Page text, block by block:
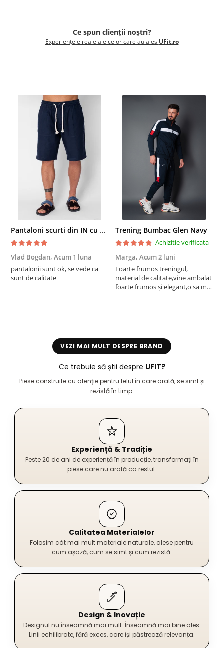
Ce spun clienții noștri?
Experiențele reale ale celor care au ales UFit.ro
Pantaloni scurti din IN cu nasture si snur Navy
Vlad Bogdan, Acum 1 luna
pantalonii sunt ok, se vede ca
sunt de calitate
Trening Bumbac Glen Navy
Achizitie verificata
Marga, Acum 2 luni
Foarte frumos treningul,
material de calitate,vine ambalat
foarte frumos și elegant,o sa mai
VEZI MAI MULT DESPRE BRAND
Ce trebuie să știi despre UFIT?
Piese construite cu atenție pentru felul în care arată, se simt și
rezistă în timp.
Experiență & Tradiție
Peste 20 de ani de experiență în producție, transformați în
piese care nu arată ca restul.
Calitatea Materialelor
Folosim cât mai mult materiale naturale, alese pentru
cum așază, cum se simt și cum rezistă.
Design & Inovație
Designul nu înseamnă mai mult. Înseamnă mai bine ales.
Linii echilibrate, fără exces, care își păstrează relevanța.